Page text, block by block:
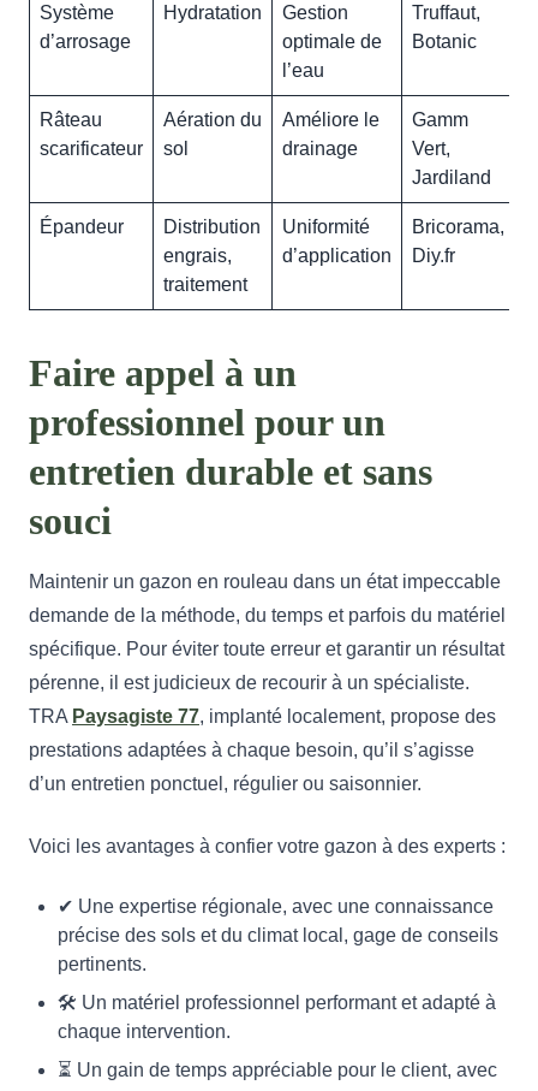
Système
d’arrosage
Hydratation
Gestion
optimale de
l’eau
Truffaut,
Botanic
Râteau
scarificateur
Aération du
sol
Améliore le
drainage
Gamm
Vert,
Jardiland
Épandeur
Distribution
engrais,
traitement
Uniformité
d’application
Bricorama,
Diy.fr
Faire appel à un
professionnel pour un
entretien durable et sans
souci
Maintenir un gazon en rouleau dans un état impeccable
demande de la méthode, du temps et parfois du matériel
spécifique. Pour éviter toute erreur et garantir un résultat
pérenne, il est judicieux de recourir à un spécialiste.
TRA Paysagiste 77, implanté localement, propose des
prestations adaptées à chaque besoin, qu’il s’agisse
d’un entretien ponctuel, régulier ou saisonnier.
Voici les avantages à confier votre gazon à des experts :
✔ Une expertise régionale, avec une connaissance
précise des sols et du climat local, gage de conseils
pertinents.
🛠 Un matériel professionnel performant et adapté à
chaque intervention.
⏳ Un gain de temps appréciable pour le client, avec